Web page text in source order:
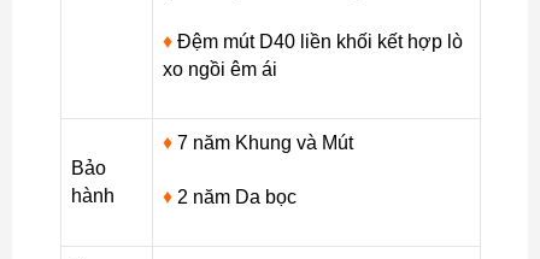
♦ Đệm mút D40 liền khối kết hợp lò
xo ngồi êm ái
Bảo
hành
♦ 7 năm Khung và Mút
♦ 2 năm Da bọc